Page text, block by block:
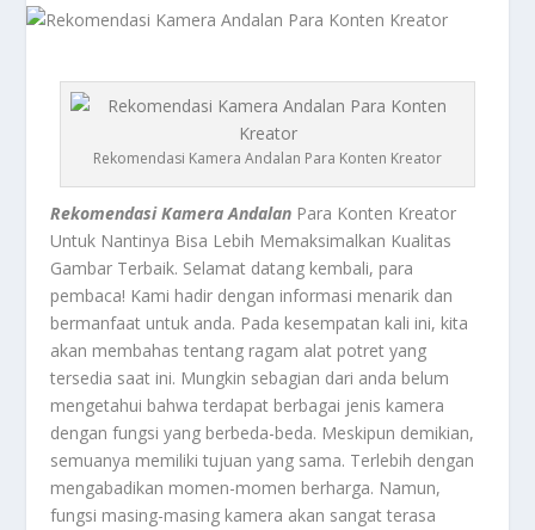
Rekomendasi Kamera Andalan Para Konten Kreator
Rekomendasi Kamera Andalan Para Konten Kreator
Untuk Nantinya Bisa Lebih Memaksimalkan Kualitas
Gambar Terbaik. Selamat datang kembali, para
pembaca! Kami hadir dengan informasi menarik dan
bermanfaat untuk anda. Pada kesempatan kali ini, kita
akan membahas tentang ragam alat potret yang
tersedia saat ini. Mungkin sebagian dari anda belum
mengetahui bahwa terdapat berbagai jenis kamera
dengan fungsi yang berbeda-beda. Meskipun demikian,
semuanya memiliki tujuan yang sama. Terlebih dengan
mengabadikan momen-momen berharga. Namun,
fungsi masing-masing kamera akan sangat terasa